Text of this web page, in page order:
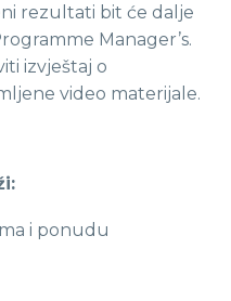
rezultati bit će dalje
Manager’s.
izvještaj o
video materijale.
i ponudu